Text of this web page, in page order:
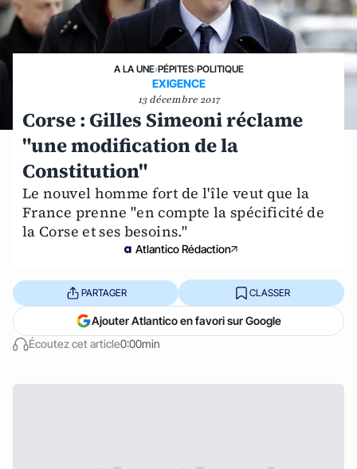
A LA UNE›PÉPITES›POLITIQUE
EXIGENCE
13 décembre 2017
Corse : Gilles Simeoni réclame
"une modification de la
Constitution"
Le nouvel homme fort de l'île veut que la
France prenne "en compte la spécificité de
la Corse et ses besoins."
Atlantico Rédaction
Écoutez cet article0:00min
PARTAGER CLASSER
Ajouter Atlantico en favori sur Google